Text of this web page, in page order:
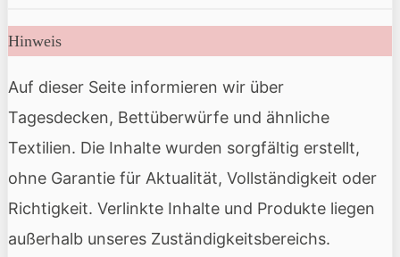
Hinweis
Auf dieser Seite informieren wir über
Tagesdecken, Bettüberwürfe und ähnliche
Textilien. Die Inhalte wurden sorgfältig erstellt,
ohne Garantie für Aktualität, Vollständigkeit oder
Richtigkeit. Verlinkte Inhalte und Produkte liegen
außerhalb unseres Zuständigkeitsbereichs.